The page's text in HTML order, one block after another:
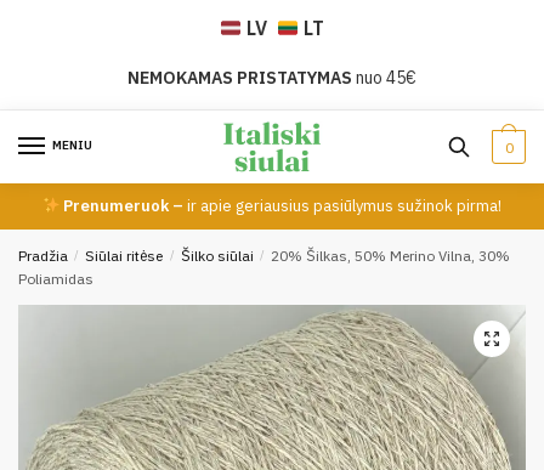
LV LT
NEMOKAMAS PRISTATYMAS nuo 45€
MENIU 0
Prenumeruok –ir apie geriausius pasiūlymus sužinok pirma!
Pradžia / Siūlai ritėse / Šilko siūlai / 20% Šilkas, 50% Merino Vilna, 30%
Poliamidas